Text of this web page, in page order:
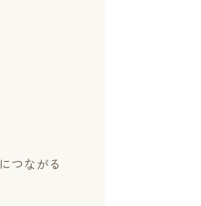
つながる